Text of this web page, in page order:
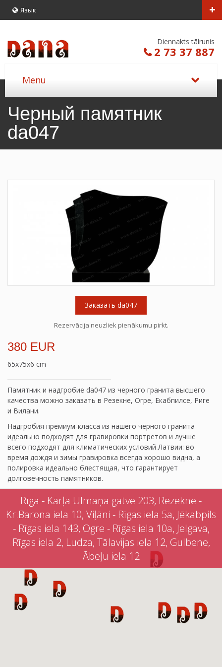
Язык
Diennakts tālrunis
2 73 37 887
Черный памятник
da047
Заказать da047
Rezervācija neuzliek pienākumu pirkt.
380 EUR
65x75x6 cm
Памятник и надгробие da047 из черного гранита высшего
качества можно заказать в Резекне, Огре, Екабпилсе, Риге
и Вилани.
Надгробия премиум-класса из нашего черного гранита
идеально подходят для гравировки портретов и лучше
всего подходят для климатических условий Латвии: во
время дождя и зимы гравировка всегда хорошо видна, а
полировка идеально блестящая, что гарантирует
долговечность памятников.
Rīga - Kārļa Ulmaņa gatve 203, Rēzekne -
Kr.Barona iela 10, Viļāni - Rīgas iela 5a, Jēkabpils
- Rīgas iela 143, Ogre - Rīgas iela 10a, Jelgava,
Rīgas iela 2, Ludza, Tālavijas iela 12, Gulbene,
Ābeļu iela 12